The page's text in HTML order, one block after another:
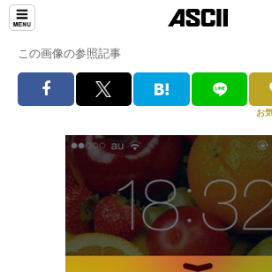
この画像の参照記事
お